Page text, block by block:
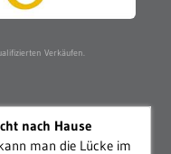
Verkäufen.
nach Hause
man die Lücke im